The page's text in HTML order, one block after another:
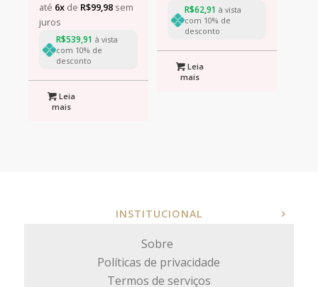
até 6xde R$99,98sem
juros
R$539,91 à vista
com 10% de
desconto
Leia
mais
R$62,91 à vista
com 10% de
desconto
Leia
mais
INSTITUCIONAL
Sobre
Políticas de privacidade
Termos de serviços